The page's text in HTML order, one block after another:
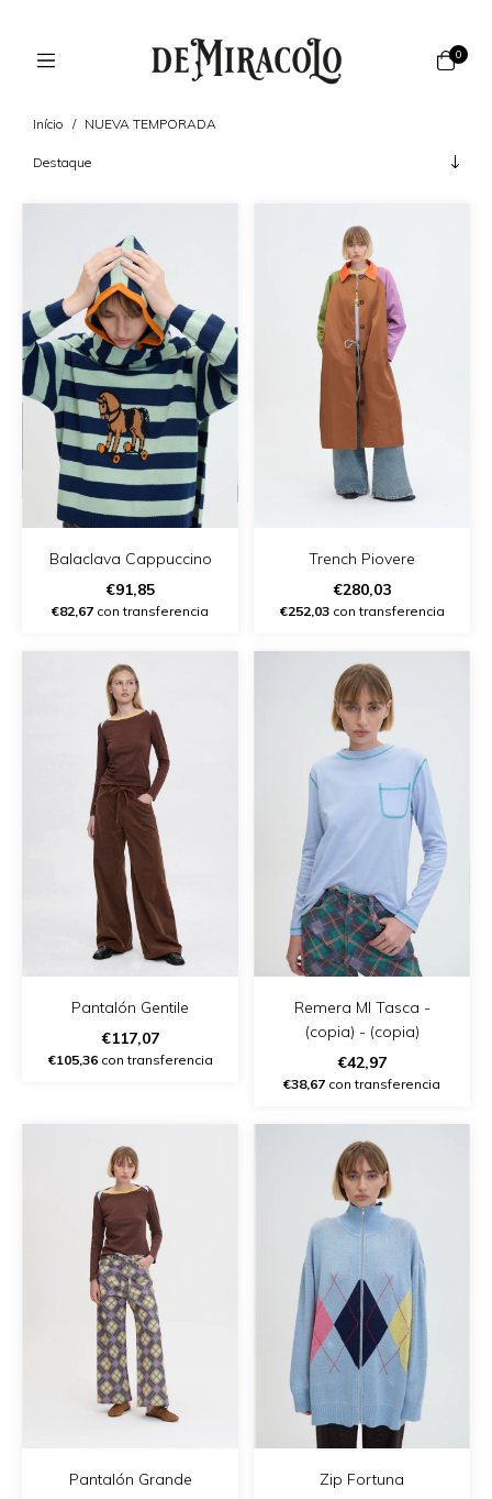
0
Início / NUEVA TEMPORADA
Balaclava Cappuccino
€91,85
€82,67 con transferencia
Trench Piovere
€280,03
€252,03con transferencia
Pantalón Gentile
€117,07
€105,36con transferencia
Remera Ml Tasca -
(copia) - (copia)
€42,97
€38,67 con transferencia
Pantalón Grande
Zip Fortuna